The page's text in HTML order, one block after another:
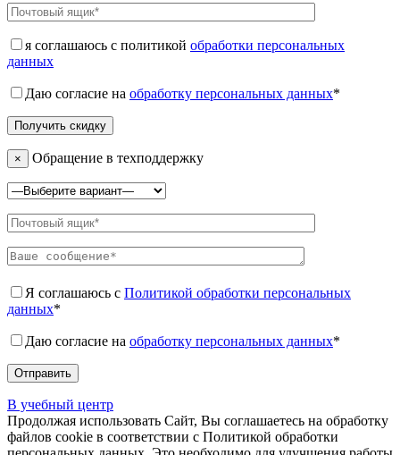
я соглашаюсь с политикой обработки персональных
данных
Даю согласие на обработку персональных данных*
× Обращение в техподдержку
Я соглашаюсь с Политикой обработки персональных
данных*
Даю согласие на обработку персональных данных*
В учебный центр
Продолжая использовать Сайт, Вы соглашаетесь на обработку
файлов cookie в соответствии с Политикой обработки